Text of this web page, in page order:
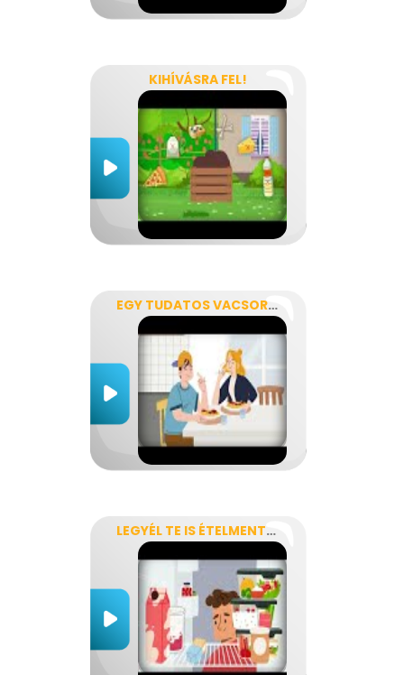
KIHÍVÁSRA FEL!
EGY TUDATOS VACSORA RECEPTJE
LEGYÉL TE IS ÉTELMENTŐ!